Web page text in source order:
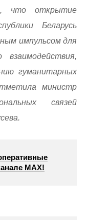
что открытие
Беларусь
импульсом для
гуманитарных
министр
связей
МАХ!